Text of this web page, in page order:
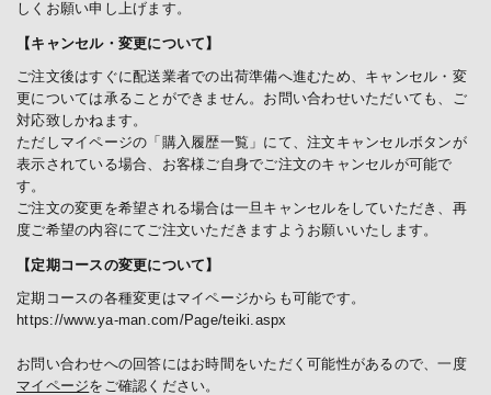
しくお願い申し上げます。
【キャンセル・変更について】
ご注文後はすぐに配送業者での出荷準備へ進むため、キャンセル・変
更については承ることができません。お問い合わせいただいても、ご
対応致しかねます。
ただしマイページの「購入履歴一覧」にて、注文キャンセルボタンが
表示されている場合、お客様ご自身でご注文のキャンセルが可能で
す。
ご注文の変更を希望される場合は一旦キャンセルをしていただき、再
度ご希望の内容にてご注文いただきますようお願いいたします。
【定期コースの変更について】
定期コースの各種変更はマイページからも可能です。
https://www.ya-man.com/Page/teiki.aspx
お問い合わせへの回答にはお時間をいただく可能性があるので、一度
マイページをご確認ください。